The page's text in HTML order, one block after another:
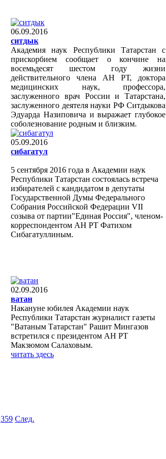
06.09.2016
ситдык
Академия наук Республики Татарстан с
прискорбием сообщает о кончине на
восемьдесят шестом году жизни
действительного члена АН РТ, доктора
медицинских наук, профессора,
заслуженного врач России и Татарстана,
заслуженного деятеля науки РФ Ситдыкова
Эдуарда Назиповича и выражает глубокое
соболезнование родным и близким.
05.09.2016
сибагатул
5 сентября 2016 года в Академии наук
Республики Татарстан состоялась встреча
избирателей с кандидатом в депутаты
Государственной Думы Федерального
Собрания Российской Федерации VII
созыва от партии"Единая Россия", членом-
корреспондентом АН РТ Фатихом
Сибагатуллиным.
02.09.2016
ватан
Накануне юбилея Академии наук
Республики Татарстан журналист газеты
"Ватаным Татарстан" Рашит Мингазов
встретился с президентом АН РТ
Макзюмом Салаховым.
читать здесь
359 След.